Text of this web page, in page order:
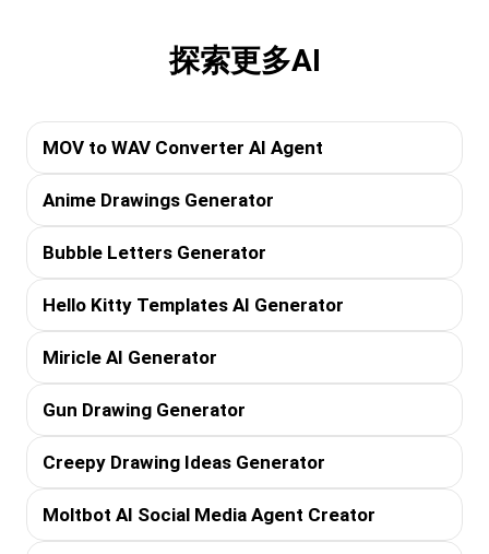
探索更多AI
MOV to WAV Converter AI Agent
Anime Drawings Generator
Bubble Letters Generator
Hello Kitty Templates AI Generator
Miricle AI Generator
Gun Drawing Generator
Creepy Drawing Ideas Generator
Moltbot AI Social Media Agent Creator